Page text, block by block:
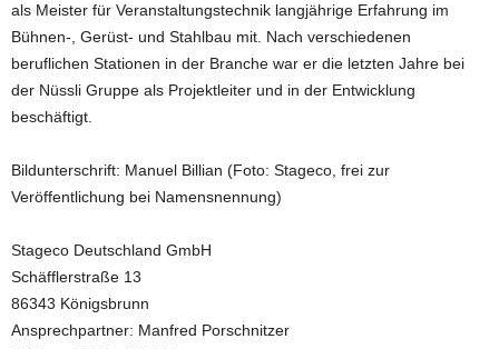
als Meister für Veranstaltungstechnik langjährige Erfahrung im
Bühnen-, Gerüst- und Stahlbau mit. Nach verschiedenen
beruflichen Stationen in der Branche war er die letzten Jahre bei
der Nüssli Gruppe als Projektleiter und in der Entwicklung
beschäftigt.
Bildunterschrift: Manuel Billian (Foto: Stageco, frei zur
Veröffentlichung bei Namensnennung)
Stageco Deutschland GmbH
Schäfflerstraße 13
86343 Königsbrunn
Ansprechpartner: Manfred Porschnitzer